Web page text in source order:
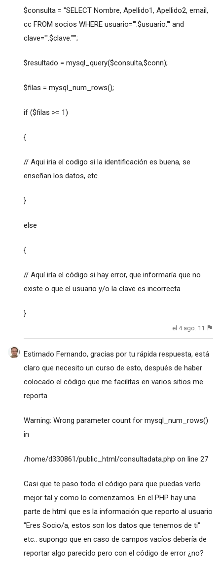
$consulta = "SELECT Nombre, Apellido1, Apellido2, email,
cc FROM socios WHERE usuario='".$usuario."' and
clave='".$clave."'";
$resultado = mysql_query($consulta,$conn);
$filas = mysql_num_rows();
if ($filas >= 1)
{
// Aqui iria el codigo si la identificación es buena, se
enseñan los datos, etc.
}
else
{
// Aquí iría el código si hay error, que informaría que no
existe o que el usuario y/o la clave es incorrecta
}
el 4 ago. 11
Estimado Fernando, gracias por tu rápida respuesta, está
claro que necesito un curso de esto, después de haber
colocado el código que me facilitas en varios sitios me
reporta
Warning: Wrong parameter count for mysql_num_rows()
in
/home/d330861/public_html/consultadata.php on line 27
Casi que te paso todo el código para que puedas verlo
mejor tal y como lo comenzamos. En el PHP hay una
parte de html que es la información que reporto al usuario
"Eres Socio/a, estos son los datos que tenemos de ti"
etc.. supongo que en caso de campos vacíos debería de
reportar algo parecido pero con el código de error ¿no?